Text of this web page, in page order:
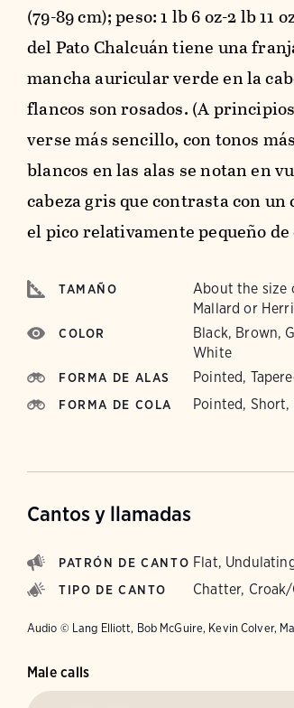
(79-89 cm); peso: 1 lb 6 oz-2 lb 11
del Pato Chalcuán tiene una
mancha auricular verde en la
flancos son rosados. (A
verse más sencillo, con tonos
blancos en las alas se notan en
cabeza gris que contrasta con un
el pico relativamente pequeño
TAMAÑO
About the size
Mallard or
COLOR
Black, Brown,
White
FORMA DE ALAS Pointed,
FORMA DE COLA Pointed, Short,
Cantos y llamadas
PATRÓN DE CANTO Flat,
TIPO DE CANTO Chatter,
Audio © Lang Elliott, Bob McGuire, Kevin Colver,
Male calls